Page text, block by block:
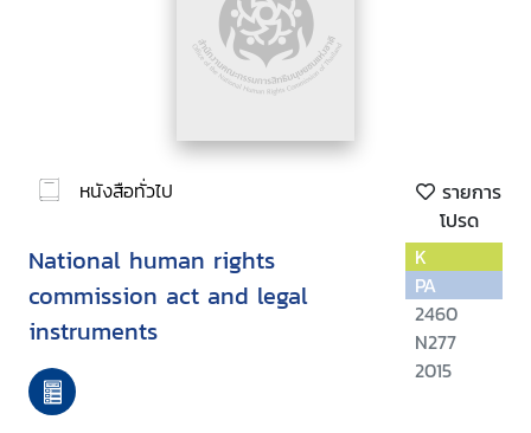
หนังสือทั่วไป
รายการ
โปรด
National human rights
commission act and legal
instruments
K
PA
2460
N277
2015